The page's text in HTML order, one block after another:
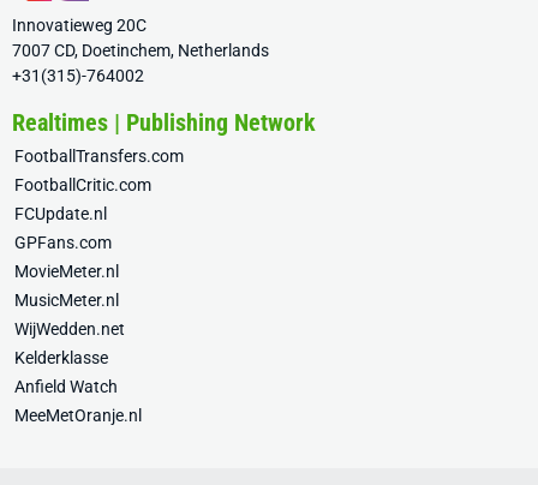
Innovatieweg 20C
7007 CD, Doetinchem, Netherlands
+31(315)-764002
Realtimes | Publishing Network
FootballTransfers.com
FootballCritic.com
FCUpdate.nl
GPFans.com
MovieMeter.nl
MusicMeter.nl
WijWedden.net
Kelderklasse
Anfield Watch
MeeMetOranje.nl